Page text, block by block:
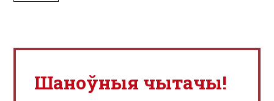
Шаноўныя чытачы!